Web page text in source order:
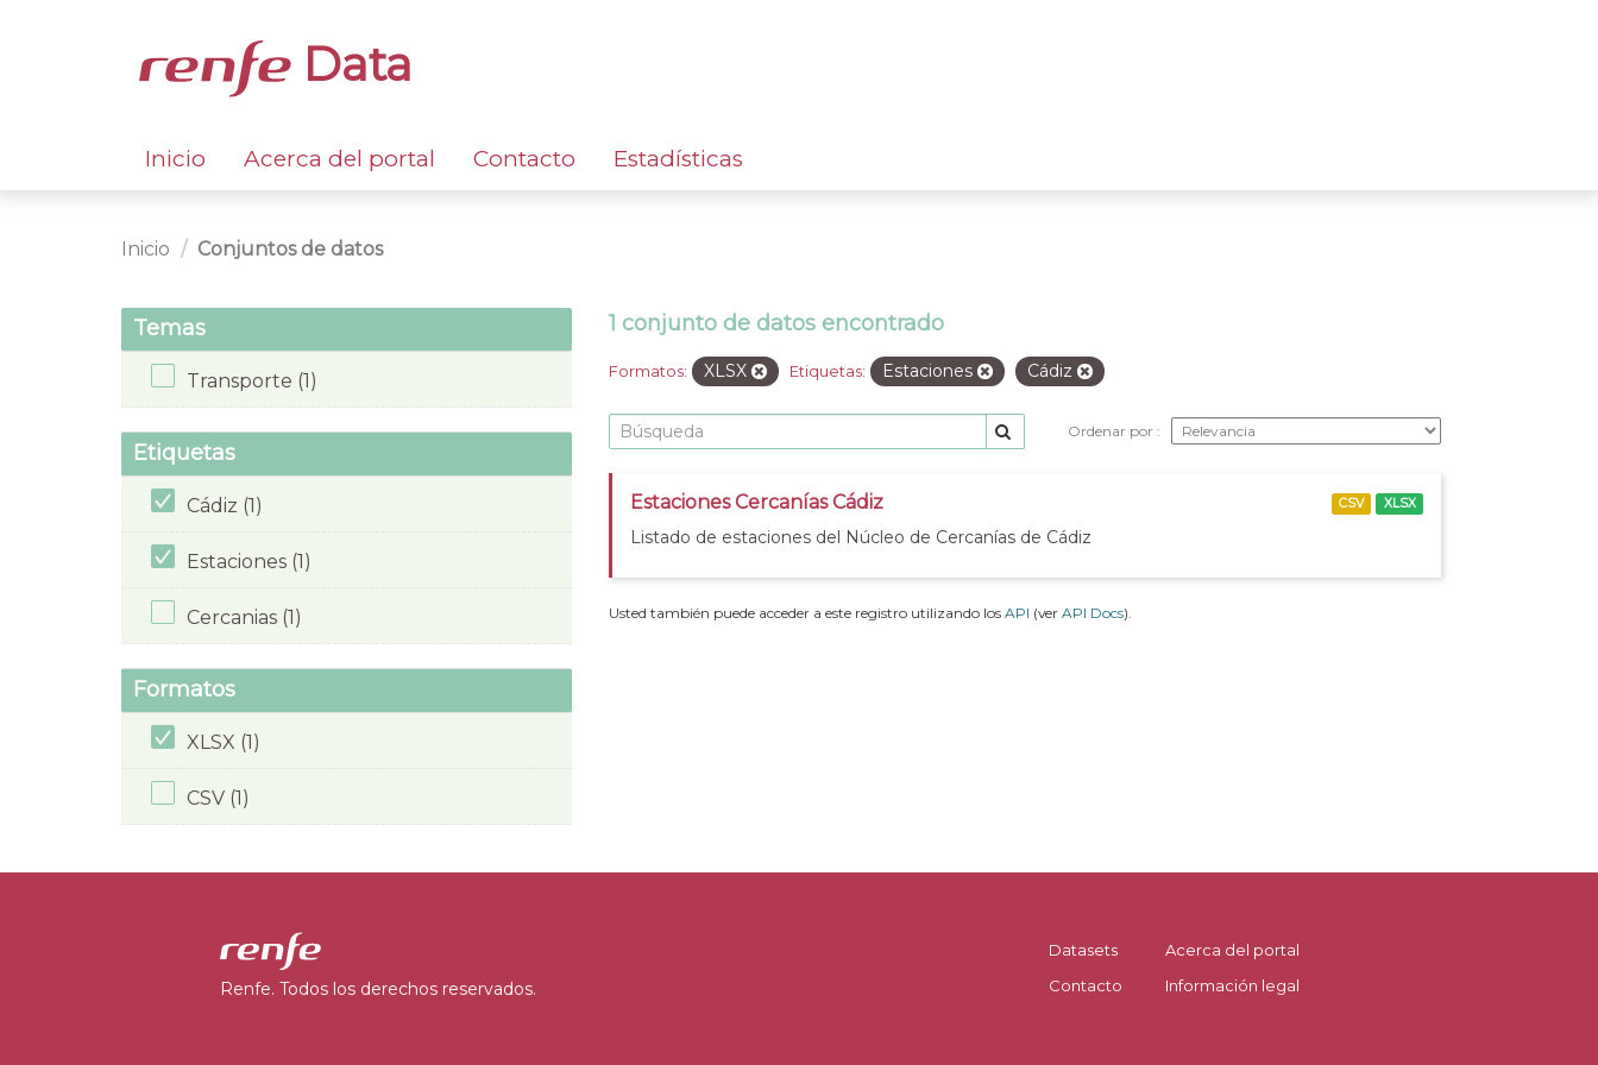
Data
Inicio Acerca del portal Contacto Estadísticas
Inicio Conjuntos de datos
Temas
Transporte (1)
Etiquetas
Cádiz (1)
Estaciones (1)
Cercanias (1)
Formatos
XLSX (1)
CSV (1)
1 conjunto de datos encontrado
Formatos: XLSX Etiquetas: Estaciones Cádiz
Ordenar por
Estaciones Cercanías Cádiz
Listado de estaciones del Núcleo de Cercanías de Cádiz
CSV XLSX
Usted también puede acceder a este registro utilizando los API (ver API Docs).
Renfe. Todos los derechos reservados.
Datasets
Contacto
Acerca del portal
Información legal